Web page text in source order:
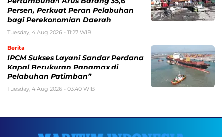
Persen, Perkuat Peran Pelabuhan
bagi Perekonomian Daerah
Tuesday, 4 Aug 2026 - 11:27 WIB
Berita
IPCM Sukses Layani Sandar Perdana
Kapal Berukuran Panamax di
Pelabuhan Patimban”
Tuesday, 4 Aug 2026 - 03:40 WIB